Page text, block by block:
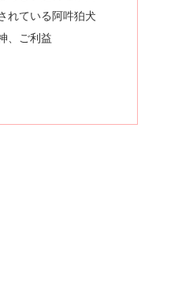
れている阿吽狛犬
、ご利益